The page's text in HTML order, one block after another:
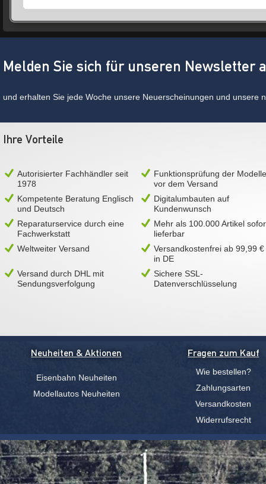
Melden Sie sich für unseren Newsletter
und erhalten Sie jede Woche unsere Neuerscheinungen und unsere
Ihre Vorteile
Autorisierter Fachhändler seit
1978
Funktionsprüfung der Modelle
vor dem Versand
Kompetente Beratung Englisch
und Deutsch
Digitalumbauten auf
Kundenwunsch
Reparaturservice durch eine
Fachwerkstatt
Mehr als 100.000 Artikel
lieferbar
Weltweiter Versand
Versandkostenfrei ab 99,99 €
in DE
Versand durch DHL mit
Sendungsverfolgung
Sichere SSL-
Datenverschlüsselung
Neuheiten & Aktionen
Eisenbahn Neuheiten
Modellautos Neuheiten
Fragen zum Kauf
Wie bestellen?
Zahlungsarten
Versandkosten
Widerrufsrecht